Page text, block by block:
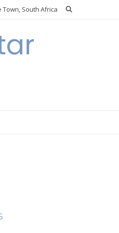
Town, South Africa